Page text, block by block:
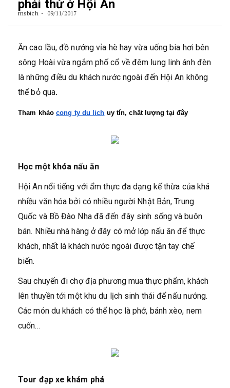
phải thử ở Hội An
msbich 09/11/2017
Ăn cao lầu, đồ nướng vỉa hè hay vừa uống bia hơi bên
sông Hoài vừa ngắm phố cổ về đêm lung linh ánh đèn
là những điều du khách nước ngoài đến Hội An không
thể bỏ qua.
Tham khảo cong ty du lich uy tín, chất lượng tại đây
Học một khóa nấu ăn
Hội An nổi tiếng với ẩm thực đa dạng kế thừa của khá
nhiều văn hóa bởi có nhiều người Nhật Bản, Trung
Quốc và Bồ Đào Nha đã đến đây sinh sống và buôn
bán. Nhiều nhà hàng ở đây có mở lớp nấu ăn để thực
khách, nhất là khách nước ngoài được tận tay chế
biến.
Sau chuyến đi chợ địa phương mua thực phẩm, khách
lên thuyền tới một khu du lịch sinh thái để nấu nướng.
Các món du khách có thể học là phở, bánh xèo, nem
cuốn…
Tour đạp xe khám phá